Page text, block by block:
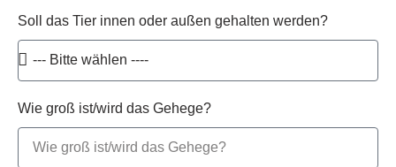
Soll das Tier innen oder außen gehalten werden?
Wie groß ist/wird das Gehege?